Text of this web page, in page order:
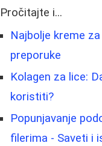
Pročitajte i...
Najbolje kreme
preporuke
Kolagen za lice:
koristiti?
Popunjavanje
filerima - Saveti i